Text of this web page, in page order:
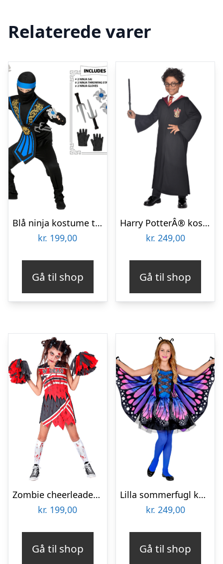
Relaterede varer
Blå ninja kostume til børn
kr. 199,00
Gå til shop
Harry PotterÂ® kostume til børn
kr. 249,00
Gå til shop
Zombie cheerleader kostume til børn
kr. 199,00
Gå til shop
Lilla sommerfugl kostume til børn – 3 dele
kr. 249,00
Gå til shop